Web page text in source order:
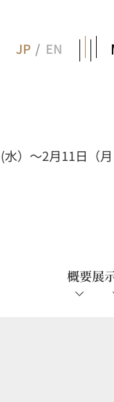
JP EN
水）～2月11日（
概要展